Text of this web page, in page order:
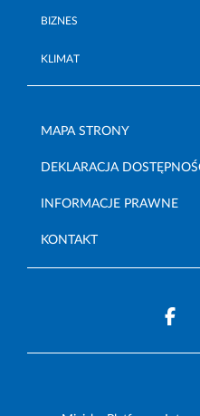
BIZNES
KLIMAT
MAPA STRONY
DEKLARACJA
INFORMACJE PRAWNE
KONTAKT